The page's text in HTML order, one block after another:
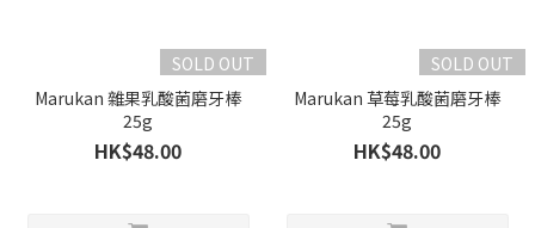
SOLD OUT
Marukan 雜果乳酸菌磨牙棒
25g
HK$48.00
SOLD OUT
Marukan 草莓乳酸菌磨牙棒
25g
HK$48.00